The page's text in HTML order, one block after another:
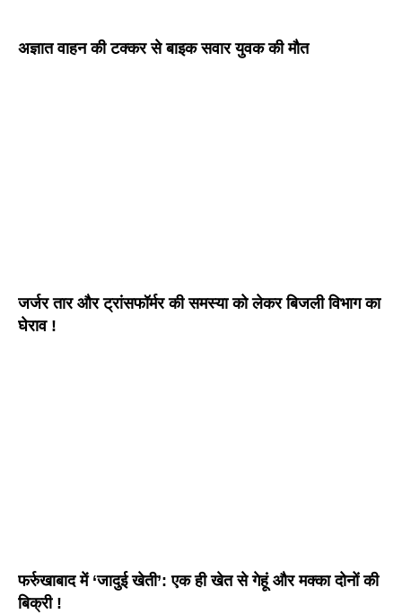
अज्ञात वाहन की टक्कर से बाइक सवार युवक की मौत
जर्जर तार और ट्रांसफॉर्मर की समस्या को लेकर बिजली विभाग का
घेराव !
फर्रुखाबाद में ‘जादुई खेती’: एक ही खेत से गेहूं और मक्का दोनों की
बिक्री !